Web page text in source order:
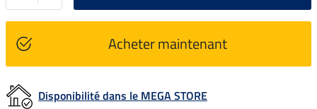
Acheter maintenant
Disponibilité dans le MEGA STORE